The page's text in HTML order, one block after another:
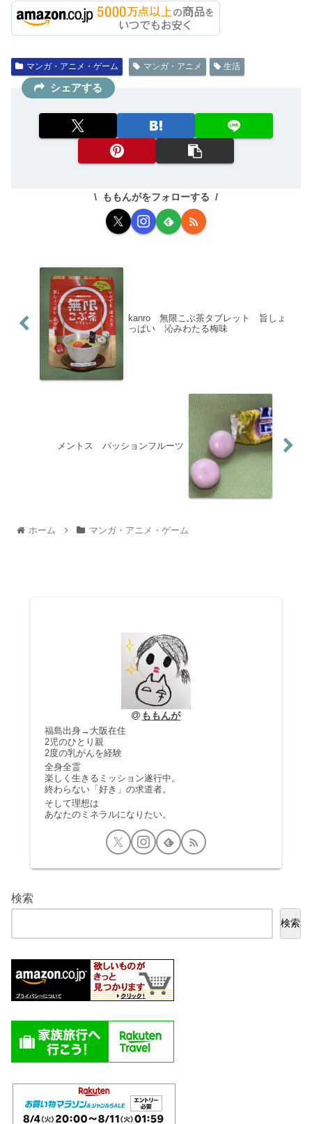
マンガ・アニメ・ゲーム マンガ・アニメ 生活
シェアする
ももんがをフォローする
kanro 無限こぶ茶タブレット 旨しょ
っぱい 沁みわたる梅味
メントス パッションフルーツ
ホーム マンガ・アニメ・ゲーム
ももんが
福島出身→大阪在住
2児のひとり親
2度の乳がんを経験
全身全霊
楽しく生きるミッション遂行中。
終わらない「好き」の求道者。
そして理想は
あなたのミネラルになりたい。
検索
検索